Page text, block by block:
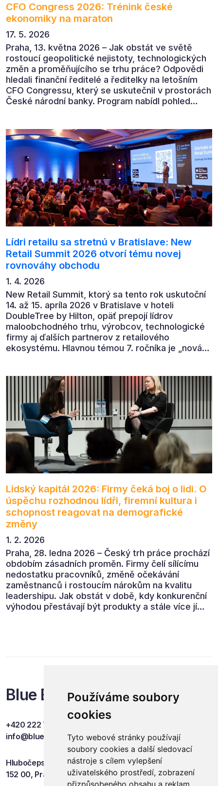
Používáme soubory
cookies
Tyto webové stránky používají
soubory cookies a další sledovací
nástroje s cílem vylepšení
uživatelského prostředí, zobrazení
přizpůsobeného obsahu a reklam,
CFO Congress 2026: Trénink české
ekonomiky na maraton
17. 5. 2026
Praha, 13. května 2026 – Jak obstát ve světě
rostoucí geopolitické nejistoty, technologických
změn a proměňujícího se trhu práce? Odpovědi
hledali finanční ředitelé a ředitelky na letošním
CFO Congressu, který se uskutečnil v prostorách
České národní banky. Program nabídl pohled
automatizaci, leadership i budoucnost role CFO.
Lídri retailu sa stretnú v Bratislave: New
Retail Summit 2026 otvorí tému novej
rovnováhy obchodu
1. 4. 2026
New Retail Summit, ktorý sa tento rok uskutoční
14. až 15. apríla 2026 v Bratislave v hoteli
DoubleTree by Hilton, opäť prepojí lídrov
maloobchodného trhu, výrobcov, technologické
firmy aj ďalších partnerov z retailového
ekosystému. Hlavnou témou 7. ročníka je „nová
Lidský kapitál 2026: Firmy čeká boj o lidi. O
úspěchu rozhodnou lídři, firemní kultura i
schopnost reagovat na demografické
změny
1. 2. 2026
Praha, 28. ledna 2026 – Český trh práce prochází
obdobím zásadních proměn. Firmy čelí sílícímu
nedostatku pracovníků, změně očekávání
zaměstnanců i rostoucím nárokům na kvalitu
leadershipu. Jak obstát v době, kdy konkurenční
výhodou přestávají být produkty a stále více jí
Blue Events
+420 222 749 841
info@blueevents.eu
Hlubočepská 701/38c
152 00, Praha 5